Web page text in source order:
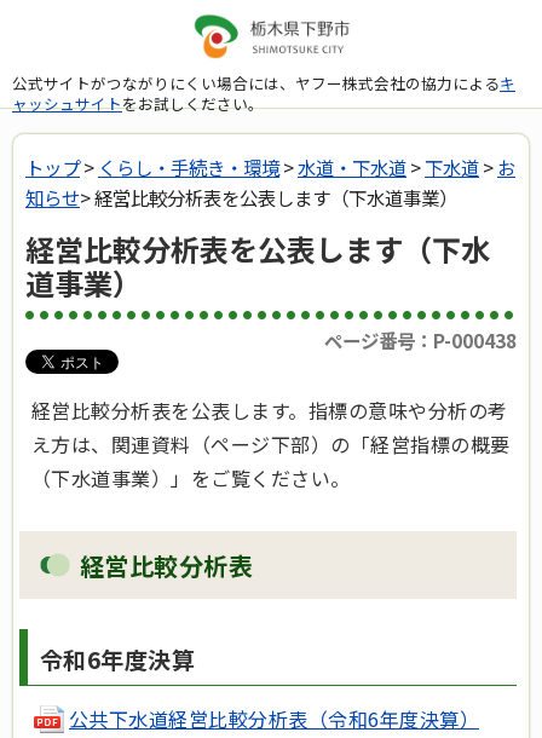
公式サイトがつながりにくい場合には、ヤフー株式会社の協力によるキ
ャッシュサイトをお試しください。
トップ> くらし・手続き・環境>水道・下水道>下水道>お
知らせ> 経営比較分析表を公表します（下水道事業）
経営比較分析表を公表します（下水
道事業）
ページ番号：P-000438
経営比較分析表を公表します。指標の意味や分析の考
え方は、関連資料（ページ下部）の「経営指標の概要
（下水道事業）」をご覧ください。
経営比較分析表
令和6年度決算
公共下水道経営比較分析表（令和6年度決算）